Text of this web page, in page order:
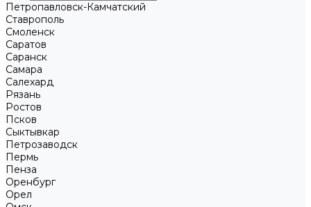
Петропавловск-Камчатский
Ставрополь
Смоленск
Саратов
Саранск
Самара
Салехард
Рязань
Ростов
Псков
Сыктывкар
Петрозаводск
Пермь
Пенза
Оренбург
Орел